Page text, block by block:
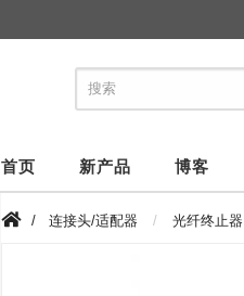
首页 新产品 博客
/ 连接头/适配器 光纤终止器